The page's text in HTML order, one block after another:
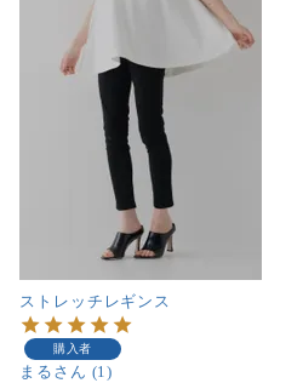
ストレッチレギンス
購入者
まる 1